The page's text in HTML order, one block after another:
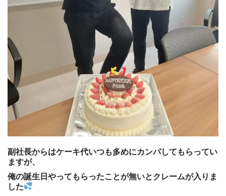
副社長からはケーキ代いつも多めにカンパしてもらってい
ますが、
俺の誕生日やってもらったことが無いとクレームが入りま
した